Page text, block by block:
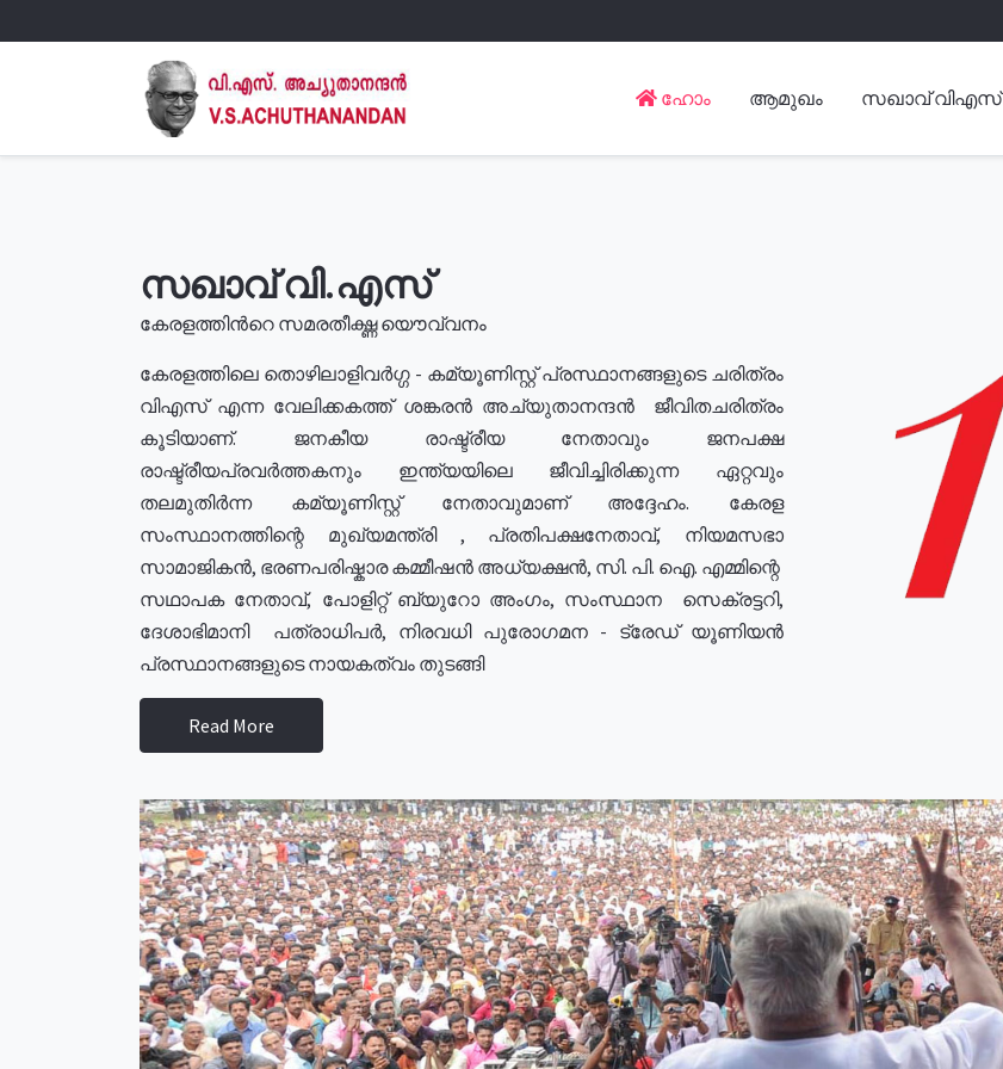
ഹോം ആമുഖം സഖാവ് വിഎസ്
സഖാവ് വി.എസ്
കേരളത്തിൻറെ സമരതീക്ഷ്ണ യൌവ്വനം
കേരളത്തിലെ തൊഴിലാളിവർഗ്ഗ - കമ്യൂണിസ്റ്റ് പ്രസ്ഥാനങ്ങളുടെ ചരിത്രം
വിഎസ് എന്ന വേലിക്കകത്ത് ശങ്കരൻ അച്യുതാനന്ദൻ ജീവിതചരിത്രം
കൂടിയാണ്. ജനകീയ രാഷ്ട്രീയ നേതാവും ജനപക്ഷ
രാഷ്ട്രീയപ്രവർത്തകനും ഇന്ത്യയിലെ ജീവിച്ചിരിക്കുന്ന ഏറ്റവും
തലമുതിർന്ന കമ്യൂണിസ്റ്റ് നേതാവുമാണ് അദ്ദേഹം. കേരള
സംസ്ഥാനത്തിന്റെ മുഖ്യമന്ത്രി , പ്രതിപക്ഷനേതാവ്, നിയമസഭാ
സാമാജികൻ, ഭരണപരിഷ്കാര കമ്മീഷൻ അധ്യക്ഷൻ, സി. പി. ഐ. എമ്മിന്റെ
സഥാപക നേതാവ്, പോളിറ്റ് ബ്യുറോ അംഗം, സംസ്ഥാന സെക്രട്ടറി,
ദേശാഭിമാനി പത്രാധിപർ, നിരവധി പുരോഗമന - ട്രേഡ് യൂണിയൻ
പ്രസ്ഥാനങ്ങളുടെ നായകത്വം തുടങ്ങി
Read More